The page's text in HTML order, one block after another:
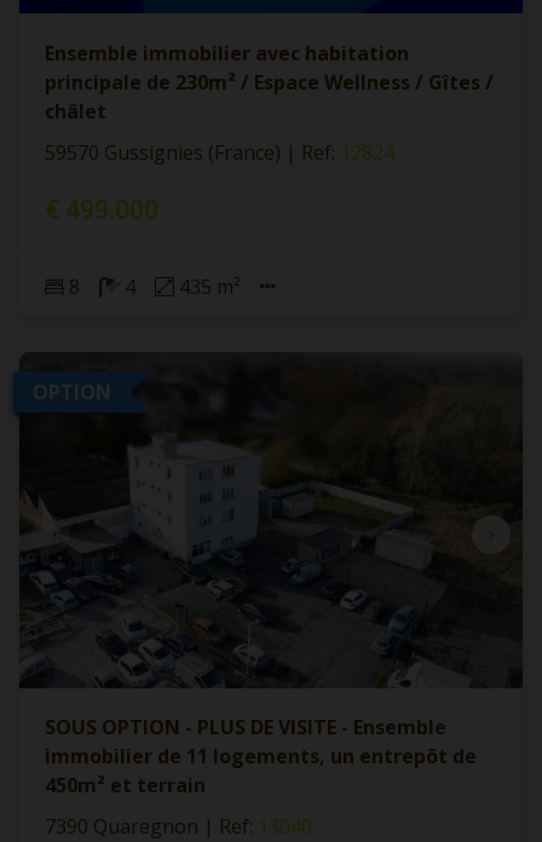
Ensemble immobilier avec habitation
principale de 230m² / Espace Wellness / Gîtes /
châlet
59570 Gussignies (France) | Ref: 12824
€ 499.000
8 4 435 m²
OPTION
SOUS OPTION - PLUS DE VISITE - Ensemble
immobilier de 11 logements, un entrepôt de
450m² et terrain
7390 Quaregnon | Ref: 13040